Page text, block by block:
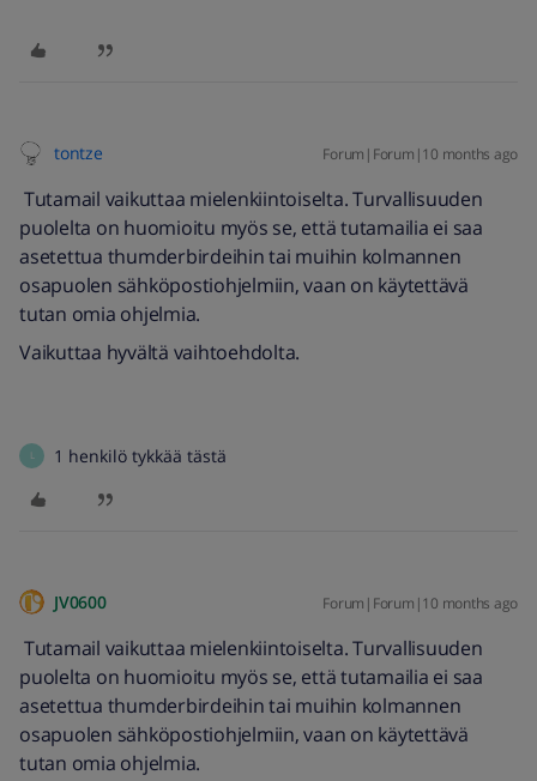
tontze Forum|Forum|10 months ago
Tutamail vaikuttaa mielenkiintoiselta. Turvallisuuden
puolelta on huomioitu myös se, että tutamailia ei saa
asetettua thumderbirdeihin tai muihin kolmannen
osapuolen sähköpostiohjelmiin, vaan on käytettävä
tutan omia ohjelmia.
Vaikuttaa hyvältä vaihtoehdolta.
L 1 henkilö tykkää tästä
JV0600 Forum|Forum|10 months ago
Tutamail vaikuttaa mielenkiintoiselta. Turvallisuuden
puolelta on huomioitu myös se, että tutamailia ei saa
asetettua thumderbirdeihin tai muihin kolmannen
osapuolen sähköpostiohjelmiin, vaan on käytettävä
tutan omia ohjelmia.